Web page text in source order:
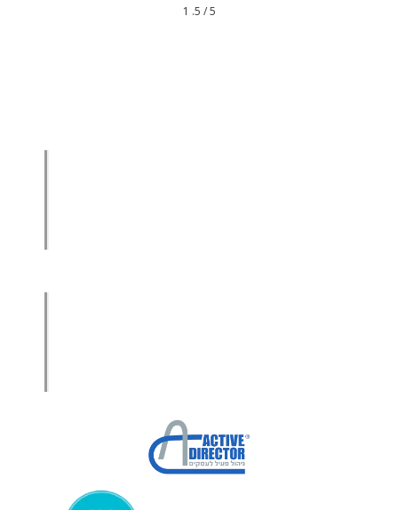
5
/ 5.
1